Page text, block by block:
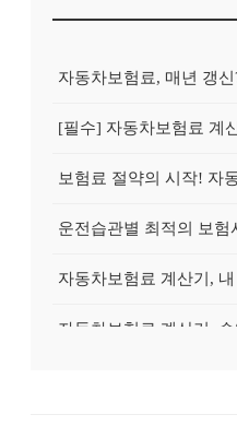
운전습관별 최적의 보험
자동차보험료 계산기, 수